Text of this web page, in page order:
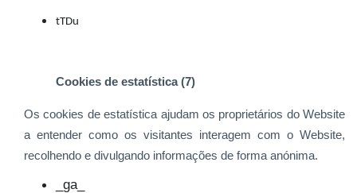
tTDu
Cookies de estatística (7)
Os cookies de estatística ajudam os proprietários do Website
a entender como os visitantes interagem com o Website,
recolhendo e divulgando informações de forma anónima.
_ga_